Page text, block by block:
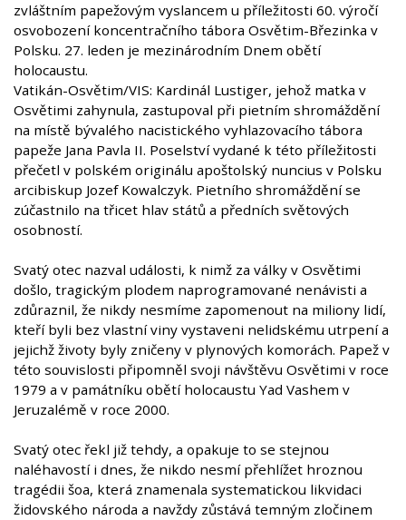
zvláštním papežovým vyslancem u příležitosti 60. výročí
osvobození koncentračního tábora Osvětim-Březinka v
Polsku. 27. leden je mezinárodním Dnem obětí
holocaustu.
Vatikán-Osvětim/VIS: Kardinál Lustiger, jehož matka v
Osvětimi zahynula, zastupoval při pietním shromáždění
na místě bývalého nacistického vyhlazovacího tábora
papeže Jana Pavla II. Poselství vydané k této příležitosti
přečetl v polském originálu apoštolský nuncius v Polsku
arcibiskup Jozef Kowalczyk. Pietního shromáždění se
zúčastnilo na třicet hlav států a předních světových
osobností.
Svatý otec nazval události, k nimž za války v Osvětimi
došlo, tragickým plodem naprogramované nenávisti a
zdůraznil, že nikdy nesmíme zapomenout na miliony lidí,
kteří byli bez vlastní viny vystaveni nelidskému utrpení a
jejichž životy byly zničeny v plynových komorách. Papež v
této souvislosti připomněl svoji návštěvu Osvětimi v roce
1979 a v památníku obětí holocaustu Yad Vashem v
Jeruzalémě v roce 2000.
Svatý otec řekl již tehdy, a opakuje to se stejnou
naléhavostí i dnes, že nikdo nesmí přehlížet hroznou
tragédii šoa, která znamenala systematickou likvidaci
židovského národa a navždy zůstává temným zločinem